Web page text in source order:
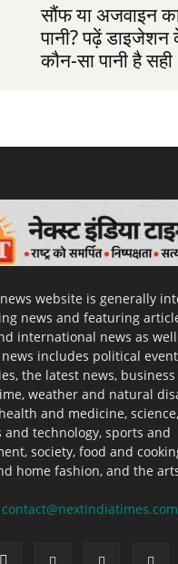
सौंफ या अजवाइन
पानी? पढ़ें डाइजेशन
कौन-सा पानी है सही
website is generally
news and featuring
international news as
news includes political
the latest news,
weather and natural
and medicine, science,
and technology, sports and
society, food and
home fashion, and the
contact@nextindiatimes.com